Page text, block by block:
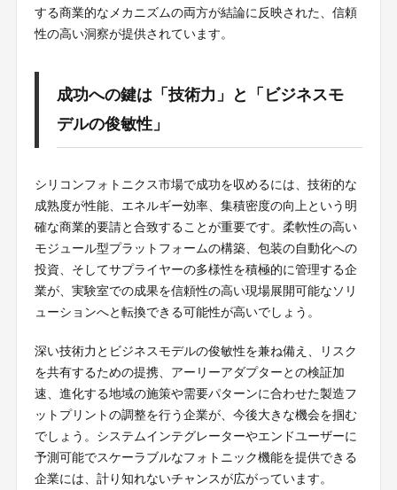
する商業的なメカニズムの両方が結論に反映された、信頼
性の高い洞察が提供されています。
成功への鍵は「技術力」と「ビジネスモ
デルの俊敏性」
シリコンフォトニクス市場で成功を収めるには、技術的な
成熟度が性能、エネルギー効率、集積密度の向上という明
確な商業的要請と合致することが重要です。柔軟性の高い
モジュール型プラットフォームの構築、包装の自動化への
投資、そしてサプライヤーの多様性を積極的に管理する企
業が、実験室での成果を信頼性の高い現場展開可能なソリ
ューションへと転換できる可能性が高いでしょう。
深い技術力とビジネスモデルの俊敏性を兼ね備え、リスク
を共有するための提携、アーリーアダプターとの検証加
速、進化する地域の施策や需要パターンに合わせた製造フ
ットプリントの調整を行う企業が、今後大きな機会を掴む
でしょう。システムインテグレーターやエンドユーザーに
予測可能でスケーラブルなフォトニック機能を提供できる
企業には、計り知れないチャンスが広がっています。